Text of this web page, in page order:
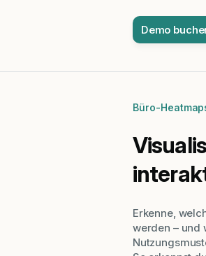
Demo
Büro-
Erkenne,
werden – und